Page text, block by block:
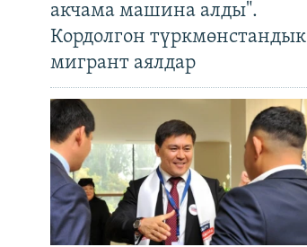
акчама машина алды".
Кордолгон түркмөнстандык
мигрант аялдар